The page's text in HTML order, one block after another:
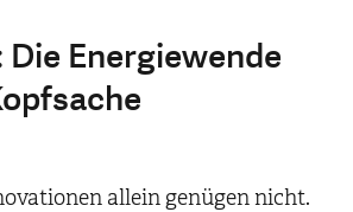
Energiewende
allein genügen nicht.